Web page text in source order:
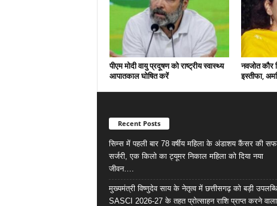
पीएम मोदी वायु प्रदूषण को राष्ट्रीय स्वास्थ्य
आपातकाल घोषित करें
नवजोत कौर
इस्तीफा,
Recent Posts
सिम्स में पहली बार 78 वर्षीय महिला के अंडाशय कैंसर की
सर्जरी, एक किलो का ट्यूमर निकाल महिला को दिया नया
जीवन….
मुख्यमंत्री विष्णुदेव साय के नेतृत्व में छत्तीसगढ़ को बड़ी
SASCI 2026-27 के तहत प्रोत्साहन राशि प्राप्त करने